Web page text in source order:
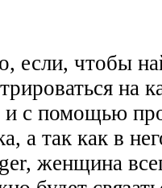
если, чтобы
на
и с помощью
а так как в
женщина